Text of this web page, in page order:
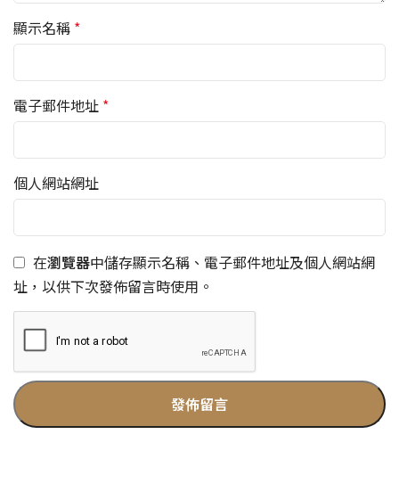
顯示名稱 *
電子郵件地址 *
個人網站網址
在瀏覽器中儲存顯示名稱、電子郵件地址及個人網站網
址，以供下次發佈留言時使用。